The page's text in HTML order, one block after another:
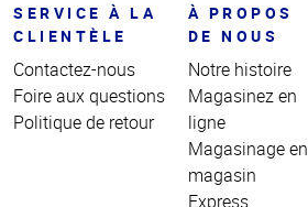
SERVICE À LA
CLIENTÈLE
Contactez-nous
Foire aux questions
Politique de retour
À PROPOS
DE NOUS
Notre histoire
Magasinez en
ligne
Magasinage en
magasin
Express